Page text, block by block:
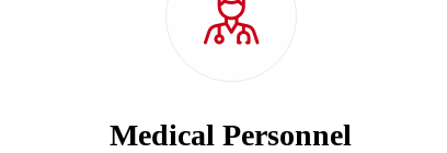
Medical Personnel